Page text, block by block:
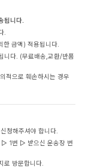
됩니다.
.
금액) 적용됩니다.
니다. (무료배송,교환/반품
적으로 훼손하시는 경우
청해주셔야 합니다.
1번 ▷ 받으신 운송장 번
로 방문합니다.